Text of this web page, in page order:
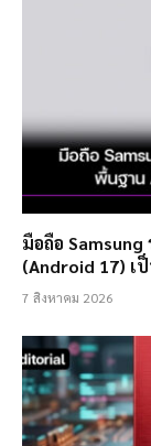
มือถือ Samsung
(Android 17) เ
7 สิงหาคม 2026